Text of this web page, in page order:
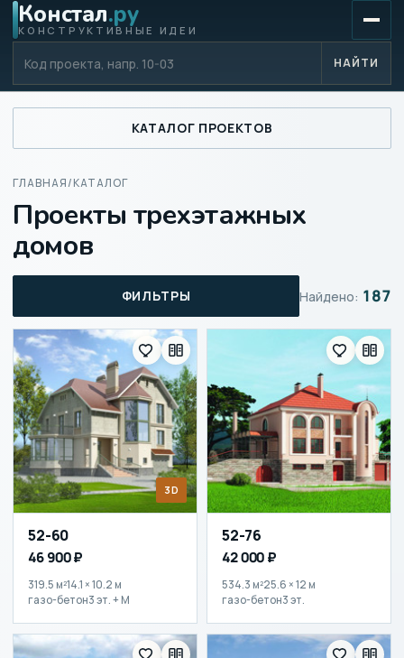
Констал.ру
КОНСТРУКТИВНЫЕ ИДЕИ
НАЙТИ
КАТАЛОГ ПРОЕКТОВ
ГЛАВНАЯ/КАТАЛОГ
Проекты трехэтажных
домов
ФИЛЬТРЫ Найдено: 187
3D
52-60
46 900 ₽
319.5 м²14.1 × 10.2 м
газо-бетон3 эт. + М
52-76
42 000 ₽
534.3 м²25.6 × 12 м
газо-бетон3 эт.